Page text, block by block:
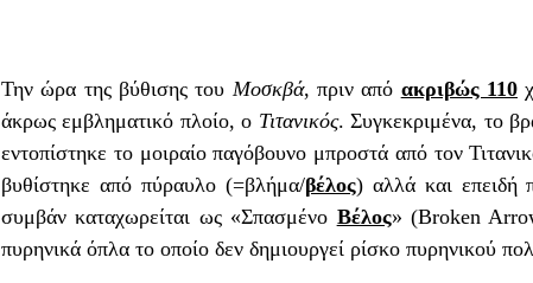
Την ώρα της βύθισης του Μοσκβά, πριν από ακριβώς 110
άκρως εμβληματικό πλοίο, ο Τιτανικός. Συγκεκριμένα, το
εντοπίστηκε το μοιραίο παγόβουνο μπροστά από τον
βυθίστηκε από πύραυλο (=βλήμα/βέλος) αλλά και επειδή
συμβάν καταχωρείται ως «Σπασμένο Βέλος» (Broken
πυρηνικά όπλα το οποίο δεν δημιουργεί ρίσκο πυρηνικού